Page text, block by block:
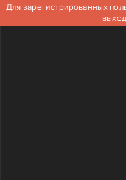
Для зарегистрированных